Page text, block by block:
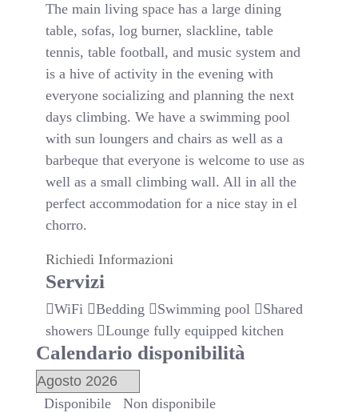
The main living space has a large dining
table, sofas, log burner, slackline, table
tennis, table football, and music system and
is a hive of activity in the evening with
everyone socializing and planning the next
days climbing. We have a swimming pool
with sun loungers and chairs as well as a
barbeque that everyone is welcome to use as
well as a small climbing wall. All in all the
perfect accommodation for a nice stay in el
chorro.
Richiedi Informazioni
Servizi
WiFi Bedding Swimming pool
Shared
showers
Lounge fully equipped kitchen
Calendario disponibilità
Disponibile Non disponibile